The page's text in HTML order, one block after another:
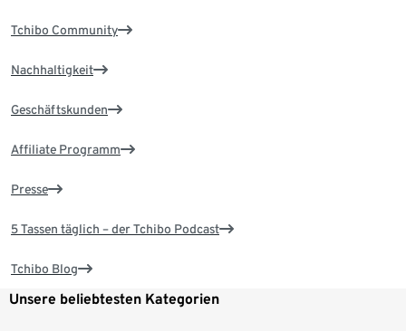
Tchibo Community
Nachhaltigkeit
Geschäftskunden
Affiliate Programm
Presse
5 Tassen täglich – der Tchibo Podcast
Tchibo Blog
Unsere beliebtesten Kategorien